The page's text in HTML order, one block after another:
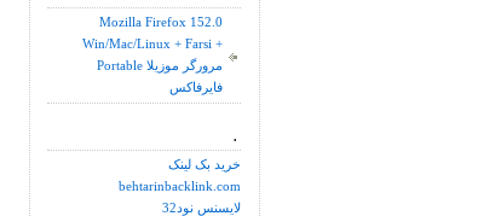
Mozilla Firefox 152.0
Win/Mac/Linux + Farsi +
Portable مرورگر موزیلا
فایرفاکس
.
خرید بک لینک
behtarinbacklink.com
لایسنس نود32